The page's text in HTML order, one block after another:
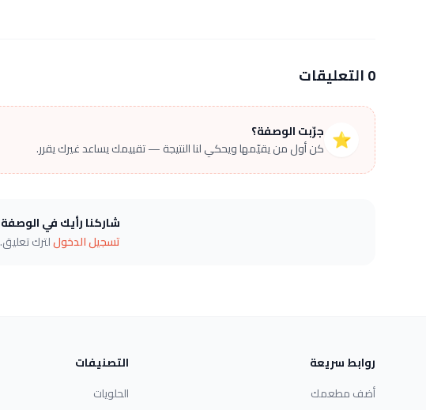
0 التعليقات
⭐ جرّبت الوصفة؟
كن أول من يقيّمها ويحكي لنا النتيجة — تقييمك يساعد غيرك يقرر.
شاركنا رأيك في الوصفة
تسجيل الدخوللترك تعليق.
روابط سريعة
أضف مطعمك
التصنيفات
الحلويات